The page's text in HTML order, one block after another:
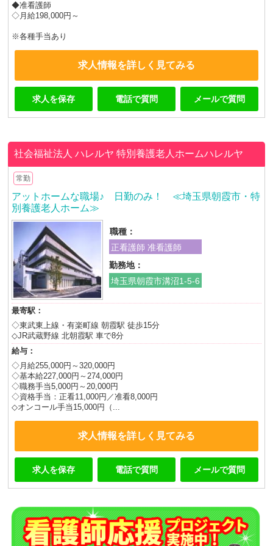
◆准看護師
◇月給198,000円～
※各種手当あり
求人情報を詳しく見てみる
求人を保存 電話で質問 メールで質問
社会福祉法人 ハレルヤ特別養護老人ホームハレルヤ
常勤
アットホームな職場♪ 日勤のみ！ ≪埼玉県朝霞市・特
別養護老人ホーム≫
職種：
正看護師 准看護師
勤務地：
埼玉県朝霞市溝沼1-5-6
最寄駅：
◇東武東上線・有楽町線 朝霞駅 徒歩15分
◇JR武蔵野線 北朝霞駅 車で8分
給与：
◇月給255,000円～320,000円
◇基本給227,000円～274,000円
◇職務手当5,000円～20,000円
◇資格手当：正看11,000円／准看8,000円
◇オンコール手当15,000円（...
求人情報を詳しく見てみる
求人を保存 電話で質問 メールで質問